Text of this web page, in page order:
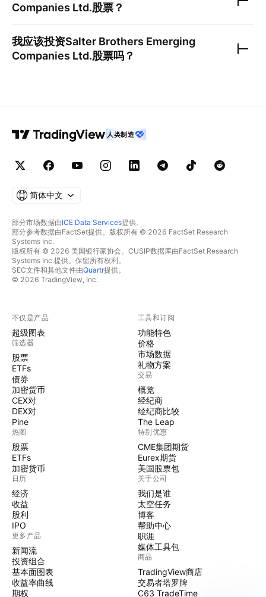
Companies Ltd.股票？
我应该投资Salter Brothers Emerging
Companies Ltd.股票吗？
人类制造
简体中文
部分市场数据由ICE Data Services提供。
部分参考数据由FactSet提供。版权所有 © 2026 FactSet Research
Systems Inc.
版权所有 © 2026 美国银行家协会。CUSIP数据库由FactSet Research
Systems Inc.提供。保留所有权利。
SEC文件和其他文件由Quartr提供。
© 2026 TradingView, Inc.
不仅是产品
超级图表
筛选器
股票
ETFs
债券
加密货币
CEX对
DEX对
Pine
热图
股票
ETFs
加密货币
日历
经济
收益
股利
IPO
更多产品
新闻流
投资组合
基本面图表
收益率曲线
期权
工具和订阅
功能特色
价格
市场数据
礼物方案
交易
概览
经纪商
经纪商比较
The Leap
特别优惠
CME集团期货
Eurex期货
美国股票包
关于公司
我们是谁
太空任务
博客
帮助中心
职涯
媒体工具包
商品
TradingView商店
交易者塔罗牌
C63 TradeTime